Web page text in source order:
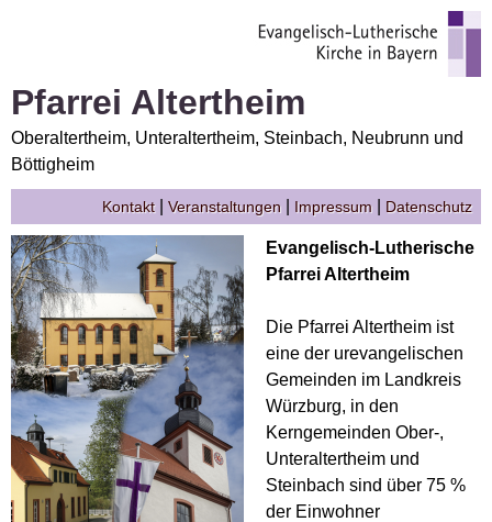
Pfarrei Altertheim
Oberaltertheim, Unteraltertheim, Steinbach, Neubrunn und
Böttigheim
Kontakt| Veranstaltungen Impressum Datenschutz
Evangelisch-Lutherische
Pfarrei Altertheim
Die Pfarrei Altertheim ist
eine der urevangelischen
Gemeinden im Landkreis
Würzburg, in den
Kerngemeinden Ober-,
Unteraltertheim und
Steinbach sind über 75 %
der Einwohner